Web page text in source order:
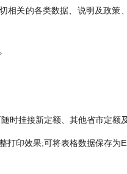
关的各类数据、说明及政策
挂接新定额、其他省市定额
印效果;可将表格数据保存为